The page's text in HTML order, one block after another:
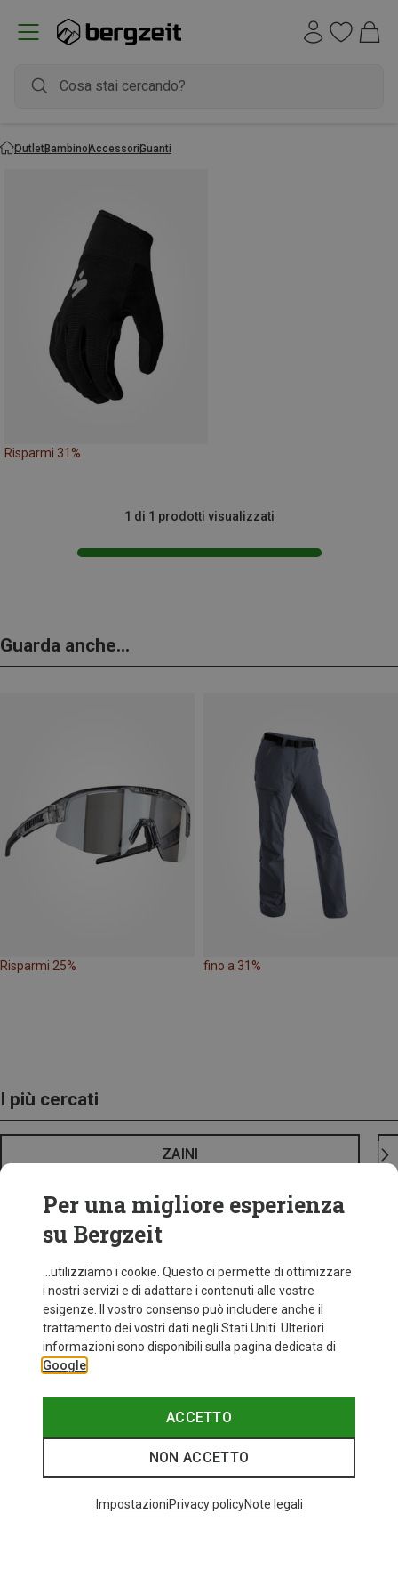
OutletBambinoAccessoriGuanti
Risparmi 31%
1 di 1 prodotti visualizzati
Guarda anche...
Risparmi 25% fino a 31%
I più cercati
ZAINI
Per una migliore esperienza
su Bergzeit
...utilizziamo i cookie. Questo ci permette di ottimizzare
i nostri servizi e di adattare i contenuti alle vostre
esigenze. Il vostro consenso può includere anche il
trattamento dei vostri dati negli Stati Uniti. Ulteriori
informazioni sono disponibili sulla pagina dedicata di
Google
ACCETTO
NON ACCETTO
ImpostazioniPrivacy policyNote legali